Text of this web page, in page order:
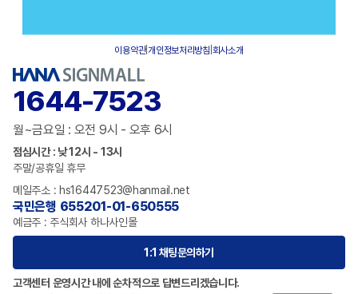
이용약관|개인정보처리방침 회사소개
1644-7523
월~금요일 : 오전 9시 - 오후 6시
점심시간 : 낮 12시 - 13시
주말/공휴일 휴무
메일주소 : hs16447523@hanmail.net
국민은행 655201-01-650555
예금주 : 주식회사 하나사인몰
1:1 채팅문의하기
고객센터 운영시간 내에 순차적으로 답변드리겠습니다.